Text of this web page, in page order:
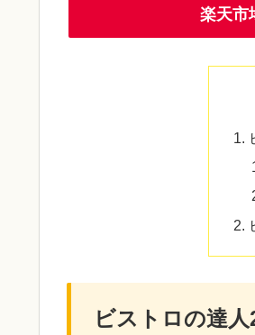
楽天市
ビストロの達